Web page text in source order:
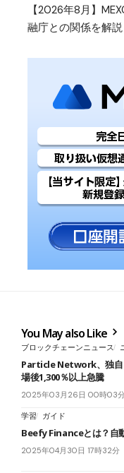
【2026年8月】
融庁との関係を解説
You May also Like
ブロックチェーンニュース
Particle Network、独自
場後1,300％以上急騰
2025年03月26日 00時03
学習 ガイド
Beefy Financeとは？自
2025年04月30日 17時32分